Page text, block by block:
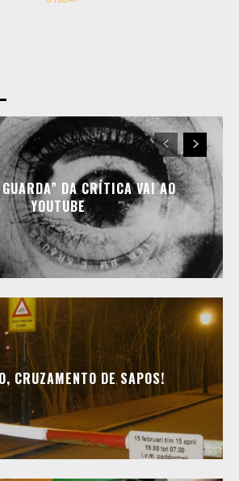
DA CRÍTICA VAI AO
YOUTUBE
CRUZAMENTO DE SAPOS!